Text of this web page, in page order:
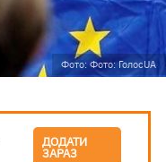
Фото: Фото: ГолосUA
ДОДАТИ
ЗАРАЗ